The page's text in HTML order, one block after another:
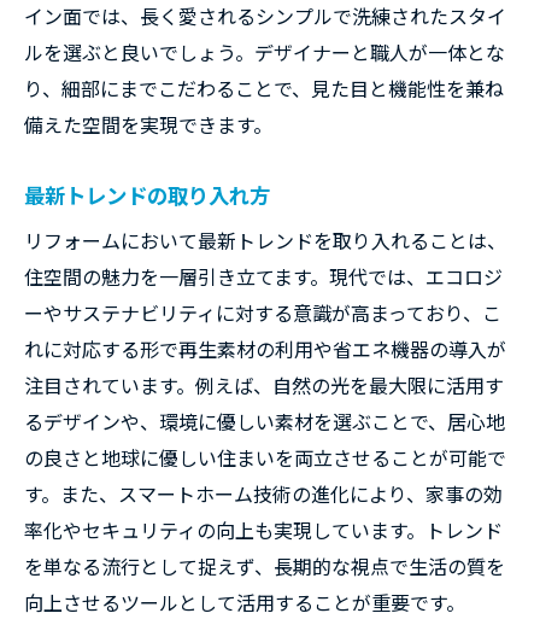
イン面では、長く愛されるシンプルで洗練されたスタイ
ルを選ぶと良いでしょう。デザイナーと職人が一体とな
り、細部にまでこだわることで、見た目と機能性を兼ね
備えた空間を実現できます。
最新トレンドの取り入れ方
リフォームにおいて最新トレンドを取り入れることは、
住空間の魅力を一層引き立てます。現代では、エコロジ
ーやサステナビリティに対する意識が高まっており、こ
れに対応する形で再生素材の利用や省エネ機器の導入が
注目されています。例えば、自然の光を最大限に活用す
るデザインや、環境に優しい素材を選ぶことで、居心地
の良さと地球に優しい住まいを両立させることが可能で
す。また、スマートホーム技術の進化により、家事の効
率化やセキュリティの向上も実現しています。トレンド
を単なる流行として捉えず、長期的な視点で生活の質を
向上させるツールとして活用することが重要です。